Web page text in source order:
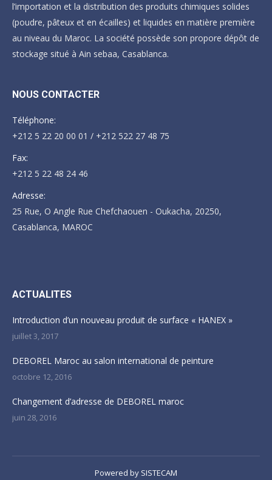
l’importation et la distribution des produits chimiques solides
(poudre, pâteux et en écailles) et liquides en matière première
au niveau du Maroc. La société possède son propore dépôt de
stockage situé à Ain sebaa, Casablanca.
NOUS CONTACTER
Téléphone:
+212 5 22 20 00 01 / +212 522 27 48 75
Fax:
+212 5 22 48 24 46
Adresse:
25 Rue, O Angle Rue Chefchaouen - Oukacha, 20250,
Casablanca, MAROC
ACTUALITES
Introduction d’un nouveau produit de surface « HANEX »
juillet 3, 2017
DEBOREL Maroc au salon international de peinture
octobre 12, 2016
Changement d’adresse de DEBOREL maroc
juin 28, 2016
Powered by SISTECAM